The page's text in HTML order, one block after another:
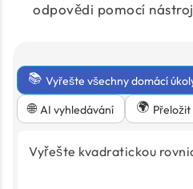
odpovědi pomocí
📚 Vyřešte všechny domácí
🌐 AI vyhledávání 🌍 Přeložit
Vyřešte kvadratickou